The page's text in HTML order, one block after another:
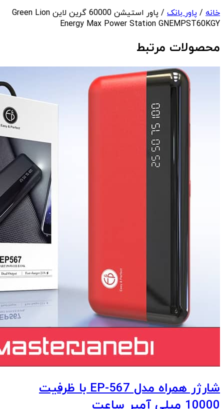
خانه / پاور بانک
/ پاور استیشن 60000 گرین لاین Green Lion
Energy Max Power Station GNEMPST60KGY
محصولات مرتبط
شارژر همراه مدل EP-567 با ظرفیت
10000 میلی آمپر ساعت